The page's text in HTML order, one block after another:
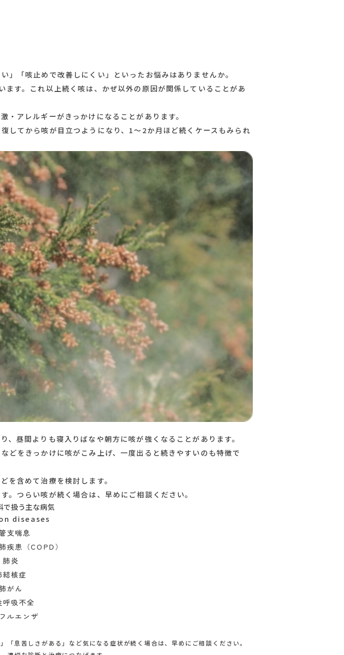
こんな症状があればご相談ください
Symptoms
出ると止まらない」「咳止めで改善しにくい」といったお悩みはありま
が多いとされています。これ以上続く咳は、かぜ以外の原因が関係してい
ス感染後に、回復してから咳が目立つようになり、1〜2か月ほど続くケ